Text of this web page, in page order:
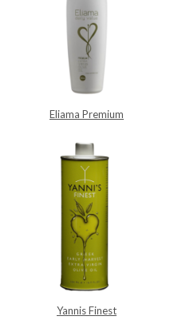
Eliama Premium
Yannis Finest